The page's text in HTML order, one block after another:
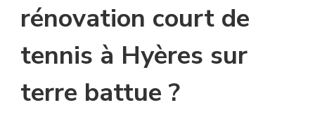
rénovation court de
tennis à Hyères sur
terre battue ?